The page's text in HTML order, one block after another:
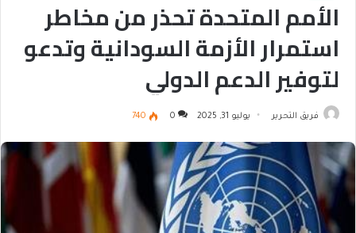
الأمم المتحدة تحذر من مخاطر
استمرار الأزمة السودانية وتدعو
لتوفير الدعم الدولي
فريق التحرير يوليو 31, 2025 0
740